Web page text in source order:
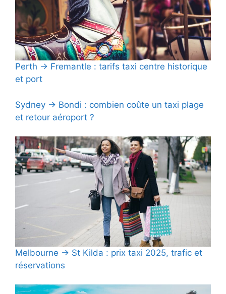
Perth → Fremantle : tarifs taxi centre historique
et port
Sydney → Bondi : combien coûte un taxi plage
et retour aéroport ?
Melbourne → St Kilda : prix taxi 2025, trafic et
réservations